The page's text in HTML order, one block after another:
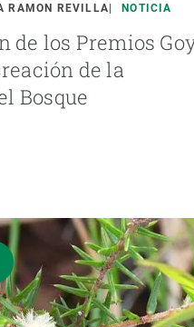
RAMON REVILLA NOTICIA
de los Premios
de la
Bosque